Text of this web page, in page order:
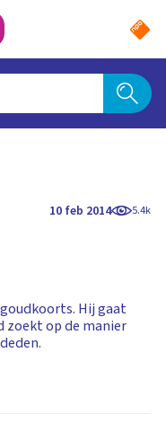
10 feb 2014 5.4k
Hij gaat
zoekt op de manier